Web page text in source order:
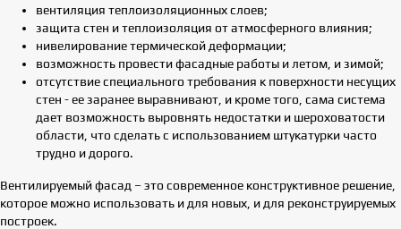
вентиляция теплоизоляционных слоев;
защита стен и теплоизоляция от атмосферного влияния;
нивелирование термической деформации;
возможность провести фасадные работы и летом, и зимой;
отсутствие специального требования к поверхности несущих
стен - ее заранее выравнивают, и кроме того, сама система
дает возможность выровнять недостатки и шероховатости
области, что сделать с использованием штукатурки часто
трудно и дорого.
Вентилируемый фасад – это современное конструктивное решение,
которое можно использовать и для новых, и для реконструируемых
построек.